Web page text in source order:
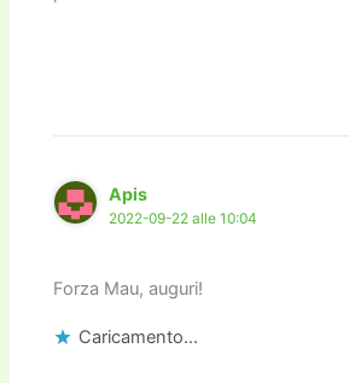
Apis
2022-09-22 alle 10:04
Forza Mau, auguri!
Caricamento...